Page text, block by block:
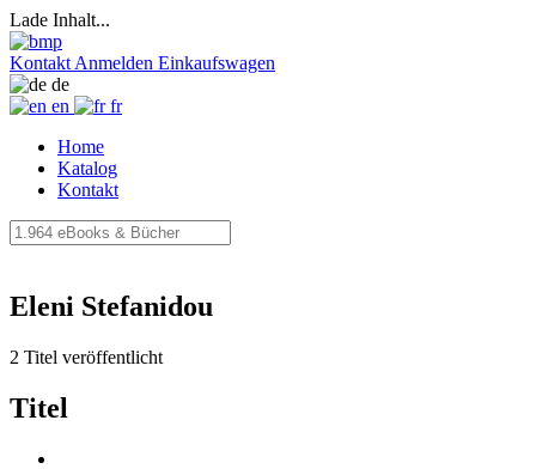
Lade Inhalt...
Kontakt Anmelden Einkaufswagen
de
en
fr
Home
Katalog
Kontakt
Eleni Stefanidou
2 Titel veröffentlicht
Titel